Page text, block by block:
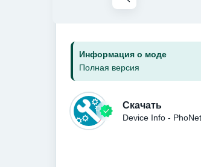
Информация о моде
Полная версия
Скачать
Device Info -